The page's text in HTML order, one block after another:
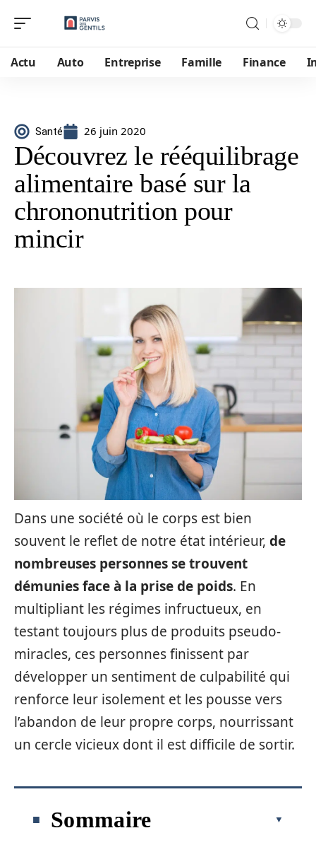
Actu Auto Entreprise Famille Finance
Santé 26 juin 2020
Découvrez le rééquilibrage
alimentaire basé sur la
chrononutrition pour
mincir
Dans une société où le corps est bien
souvent le reflet de notre état intérieur, de
nombreuses personnes se trouvent
démunies face à la prise de poids. En
multipliant les régimes infructueux, en
testant toujours plus de produits pseudo-
miracles, ces personnes finissent par
développer un sentiment de culpabilité qui
renforce leur isolement et les pousse vers
l’abandon de leur propre corps, nourrissant
un cercle vicieux dont il est difficile de sortir.
Sommaire